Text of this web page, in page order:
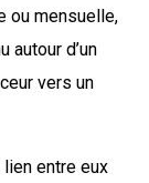
ou mensuelle,
autour d’un
vers un
lien entre eux